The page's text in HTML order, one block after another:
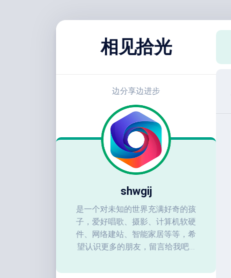
相见拾光
边分享边进步
shwgij
是一个对未知的世界充满好奇的孩
子，爱好唱歌、摄影、计算机软硬
件、网络建站、智能家居等等，希
望认识更多的朋友，留言给我吧...